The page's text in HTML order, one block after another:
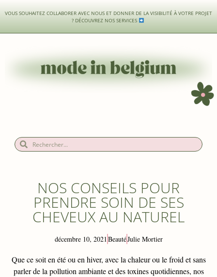
VOUS SOUHAITEZ COLLABORER AVEC NOUS ET DONNER DE LA VISIBILITÉ À VOTRE PROJET
? DÉCOUVREZ NOS SERVICES
NOS CONSEILS POUR
PRENDRE SOIN DE SES
CHEVEUX AU NATUREL
décembre 10, 2021BeautéJulie Mortier
Que ce soit en été ou en hiver, avec la chaleur ou le froid et sans
parler de la pollution ambiante et des toxines quotidiennes, nos